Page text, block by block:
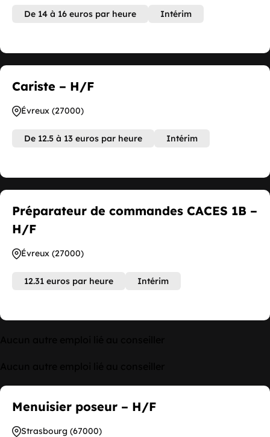
De 14 à 16 euros par heure Intérim
Cariste – H/F
Évreux (27000)
De 12.5 à 13 euros par heure Intérim
Préparateur de commandes CACES 1B –
H/F
Évreux (27000)
12.31 euros par heure Intérim
Menuisier poseur – H/F
Strasbourg (67000)